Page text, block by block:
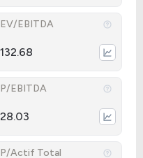
EV/EBITDA
132.68
P/EBITDA
28.03
P/Actif Total